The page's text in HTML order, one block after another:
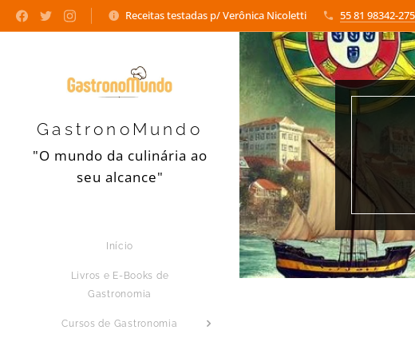
Receitas testadas p/ Verônica Nicoletti 55 81 98342-
GastronoMundo
"O mundo da culinária ao
seu alcance"
Início
Livros e E-Books de
Gastronomia
Cursos de Gastronomia